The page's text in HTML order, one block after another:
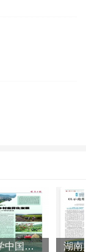
并有效把握农民
活变革的历程
综合，是世界
神生活治理是
序，对农民的精
统文明向现代文
构推动了乡村文
湖南师范大学中国乡村振兴研究院课题组:突出地域特色 推进乡村